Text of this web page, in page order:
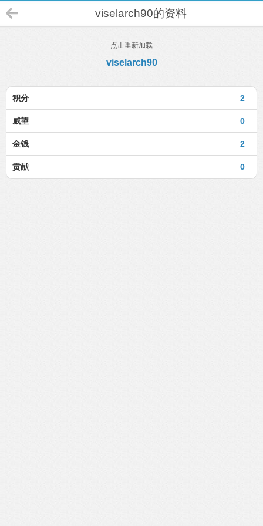
viselarch90的资料
点击重新加载
viselarch90
2
积分
0
威望
2
金钱
0
贡献